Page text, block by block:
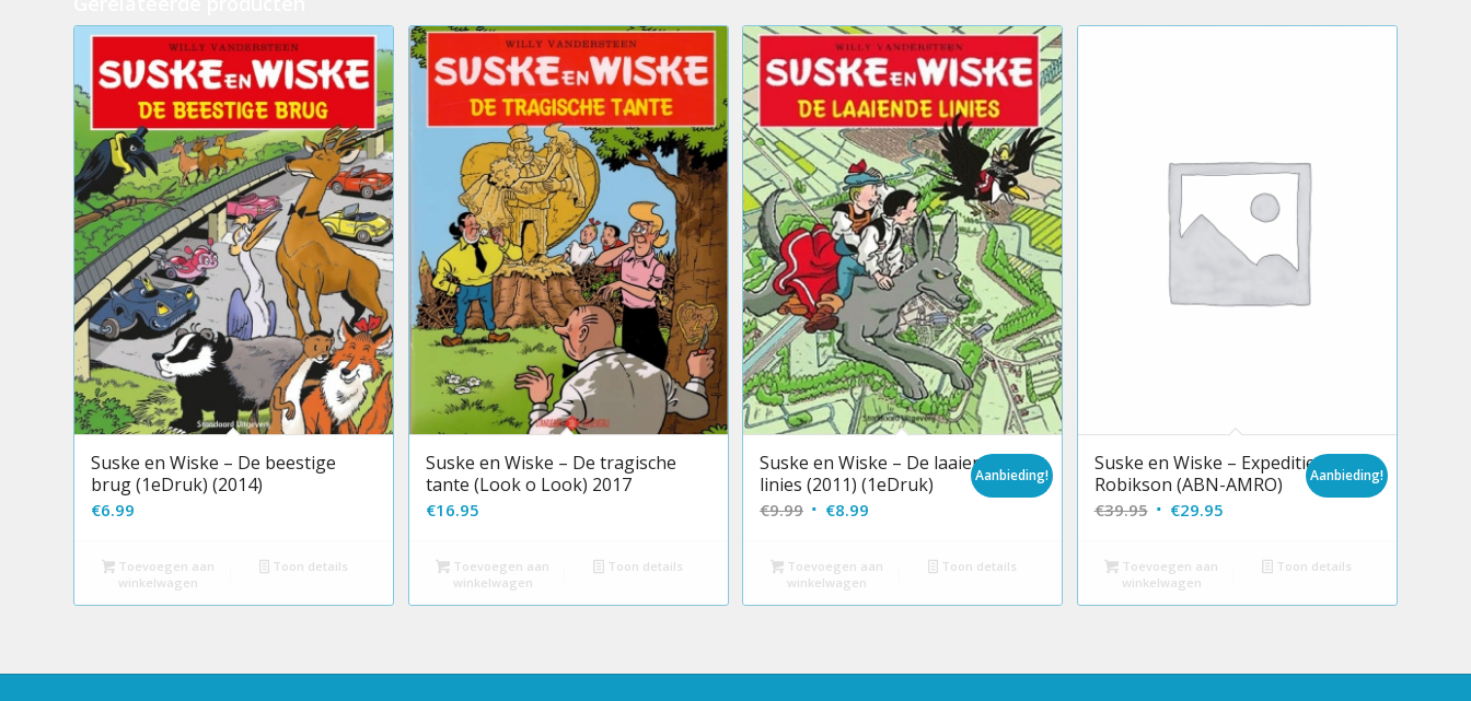
Suske en Wiske – De beestige
brug (1eDruk) (2014)
€6.99
Toevoegen aan
winkelwagen
Toon details
Suske en Wiske – De tragische
tante (Look o Look) 2017
€16.95
Toevoegen aan
winkelwagen
Toon details
Suske en Wiske – De laaiende
linies (2011) (1eDruk)
€9.99 Oorspronkelijke
was:
€9.99.
€8.99
is:
Aanbieding!
Toevoegen aan
winkelwagen
Toon details
Suske en Wiske – Expeditie
Robikson (ABN-AMRO)
€39.95 Oorspronkelijke
was:
€39.95.
€29.95Huidige
Aanbieding!
Toevoegen aan
winkelwagen
Toon details